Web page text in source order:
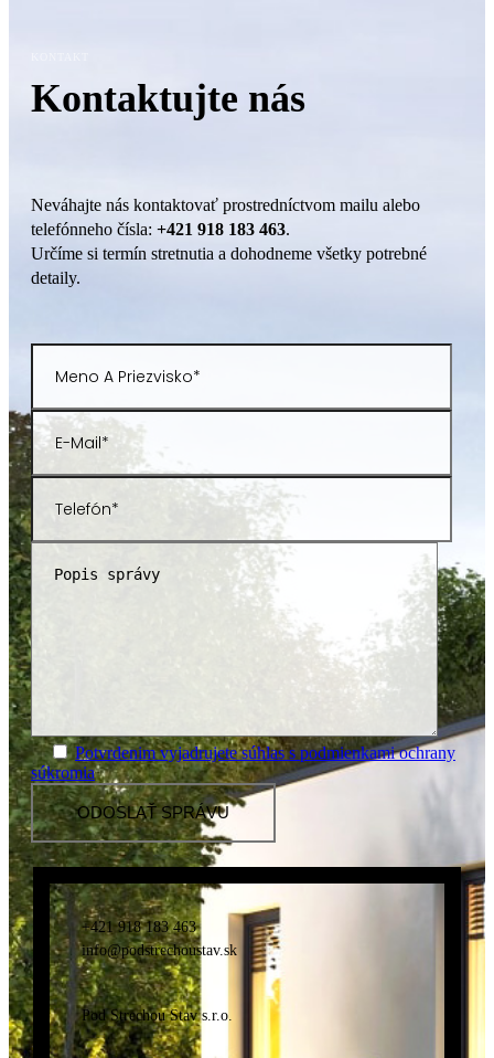
Kontaktujte nás
Neváhajte nás kontaktovať prostredníctvom mailu alebo
telefónneho čísla: +421 918 183 463.
Určíme si termín stretnutia a dohodneme všetky potrebné
detaily.
Potvrdenim vyjadrujete súhlas s podmienkami ochrany
súkromia
+421 918 183 463
info@podstrechoustav.sk
Pod Strechou Stav s.r.o.